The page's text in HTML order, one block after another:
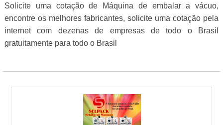
Solicite uma cotação de Máquina de embalar a vácuo,
encontre os melhores fabricantes, solicite uma cotação pela
internet com dezenas de empresas de todo o Brasil
gratuitamente para todo o Brasil